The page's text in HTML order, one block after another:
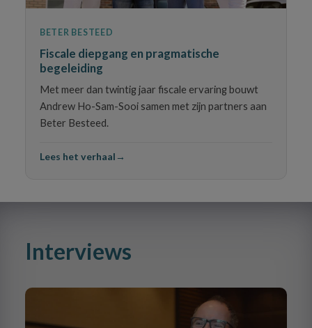
BETER BESTEED
Fiscale diepgang en pragmatische
begeleiding
Met meer dan twintig jaar fiscale ervaring bouwt
Andrew Ho-Sam-Sooi samen met zijn partners aan
Beter Besteed.
Lees het verhaal →
Interviews